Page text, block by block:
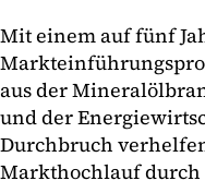
Mit einem auf fünf
aus der
und der
Durchbruch
Markthochlauf durch